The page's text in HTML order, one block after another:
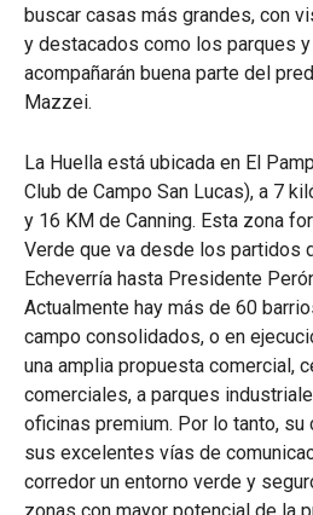
buscar casas más grandes, con
y destacados como los parques
acompañarán buena parte del
Mazzei.
La Huella está ubicada en El
Club de Campo San Lucas), a 7
y 16 KM de Canning. Esta zona
Verde que va desde los partidos
Echeverría hasta Presidente
Actualmente hay más de 60
campo consolidados, o en
una amplia propuesta comercial,
comerciales, a parques
oficinas premium. Por lo tanto, su
sus excelentes vías de
corredor un entorno verde y